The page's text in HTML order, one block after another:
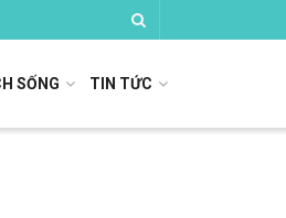
SỐNG TIN TỨC